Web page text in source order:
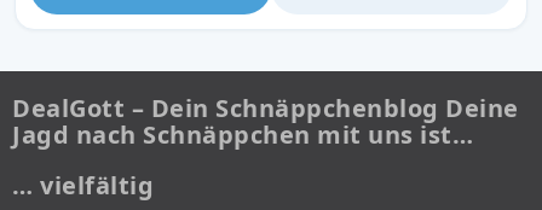
DealGott – Dein Schnäppchenblog Deine
Jagd nach Schnäppchen mit uns ist…
… vielfältig